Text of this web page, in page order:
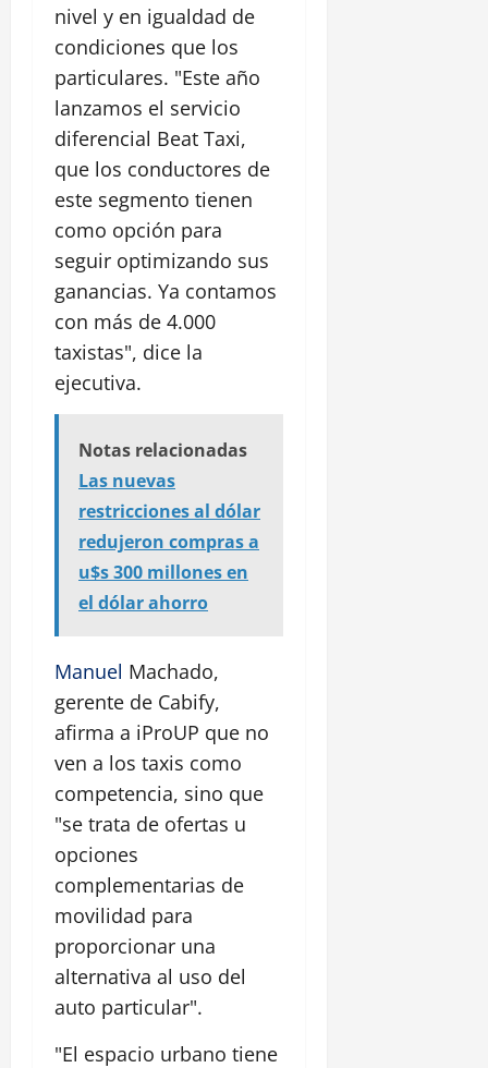
nivel y en igualdad de
condiciones que los
particulares. "Este año
lanzamos el servicio
diferencial Beat Taxi,
que los conductores de
este segmento tienen
como opción para
seguir optimizando sus
ganancias. Ya contamos
con más de 4.000
taxistas", dice la
ejecutiva.
Notas relacionadas
Las nuevas
restricciones al dólar
redujeron compras a
u$s 300 millones en
el dólar ahorro
Manuel Machado,
gerente de Cabify,
afirma a iProUP que no
ven a los taxis como
competencia, sino que
"se trata de ofertas u
opciones
complementarias de
movilidad para
proporcionar una
alternativa al uso del
auto particular".
"El espacio urbano tiene